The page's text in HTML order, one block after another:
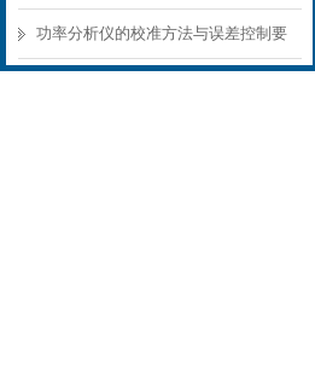
模块解析
功率分析仪的校准方法与误差控制要